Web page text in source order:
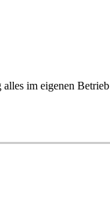
im eigenen Betrieb